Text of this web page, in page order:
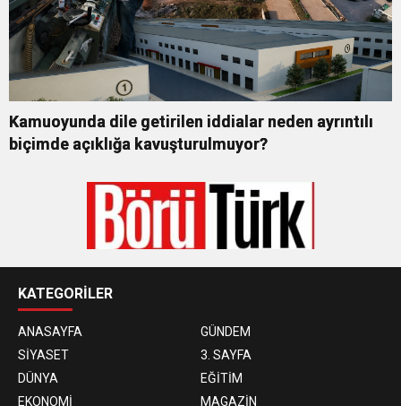
Kamuoyunda dile getirilen iddialar neden ayrıntılı
biçimde açıklığa kavuşturulmuyor?
KATEGORİLER
ANASAYFA
GÜNDEM
SİYASET
3. SAYFA
DÜNYA
EĞİTİM
EKONOMİ
MAGAZİN